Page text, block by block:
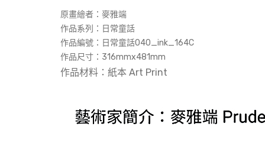
原畫繪者： 麥雅端
作品系列：日常童話
作品編號：‎日常童話040_ink_164C
作品尺寸： 316mmx481mm
作品材料：紙本 Art Print